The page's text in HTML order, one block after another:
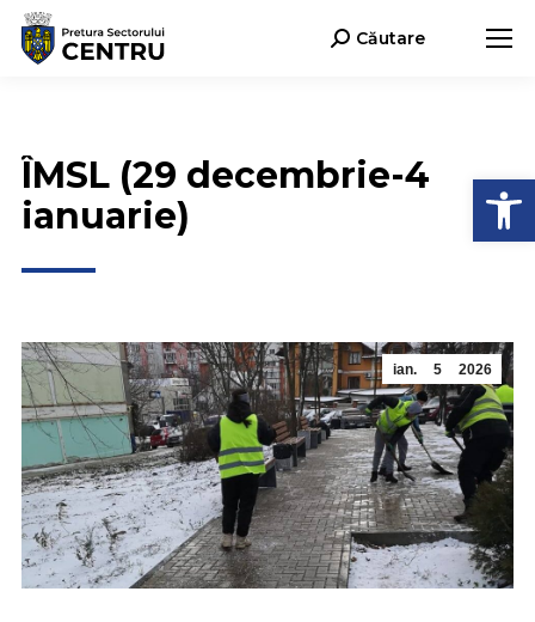
Search:Căutare
ÎMSL (29 decembrie-4
ianuarie)
ian. 5 2026